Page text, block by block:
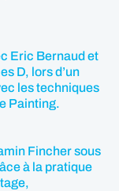
Eric Bernaud et
D, lors d’un
les techniques
Painting.
Fincher sous
à la pratique